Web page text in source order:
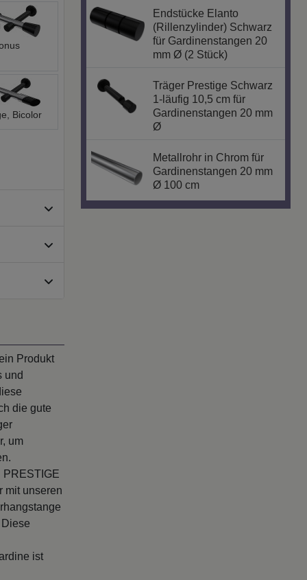
Bicolor
Produkt
und
die gute
um
PRESTIGE
mit unseren
ist
Endstücke Elanto
(Rillenzylinder) Schwarz
für Gardinenstangen 20
mm Ø (2 Stück)
Träger Prestige Schwarz
1-läufig 10,5 cm für
Gardinenstangen 20 mm
Ø
Metallrohr in Chrom für
Gardinenstangen 20 mm
Ø 100 cm